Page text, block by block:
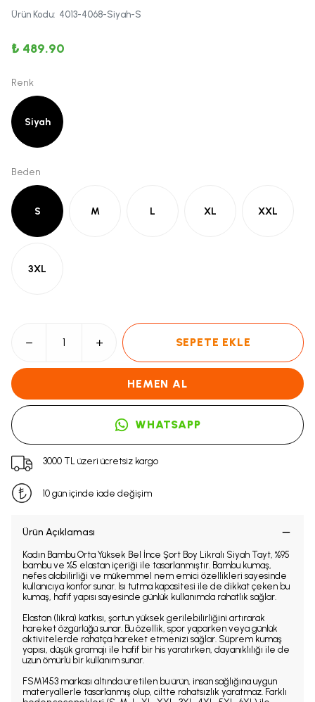
Ürün Kodu: 4013-4068-Siyah-S
₺ 489.90
Renk
Siyah
Beden
S M L XL XXL
3XL
SEPETE EKLE
HEMEN AL
WHATSAPP
3000 TL üzeri ücretsiz kargo
10 gün içinde iade değişim
Ürün Açıklaması
Kadın Bambu Orta Yüksek Bel İnce Şort Boy Likralı Siyah Tayt, %95
bambu ve %5 elastan içeriği ile tasarlanmıştır. Bambu kumaş,
nefes alabilirliği ve mükemmel nem emici özellikleri sayesinde
kullanıcıya konfor sunar. Isı tutma kapasitesi ile de dikkat çeken bu
kumaş, hafif yapısı sayesinde günlük kullanımda rahatlık sağlar.
Elastan (likra) katkısı, şortun yüksek gerilebilirliğini artırarak
hareket özgürlüğü sunar. Bu özellik, spor yaparken veya günlük
aktivitelerde rahatça hareket etmenizi sağlar. Süprem kumaş
yapısı, düşük gramajı ile hafif bir his yaratırken, dayanıklılığı ile de
uzun ömürlü bir kullanım sunar.
FSM1453 markası altında üretilen bu ürün, insan sağlığına uygun
materyallerle tasarlanmış olup, ciltte rahatsızlık yaratmaz. Farklı